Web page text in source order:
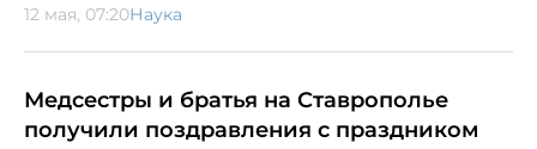
12 мая, 07:20Наука
Медсестры и братья на Ставрополье
получили поздравления с праздником